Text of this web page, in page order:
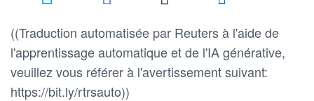
((Traduction automatisée par Reuters à l'aide de
l'apprentissage automatique et de l'IA générative,
veuillez vous référer à l'avertissement suivant:
https://bit.ly/rtrsauto))